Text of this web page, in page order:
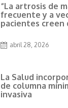
“La artrosis de
frecuente y a
pacientes creen
Espert
abril 28, 2026
La Salud
de columna
invasiva